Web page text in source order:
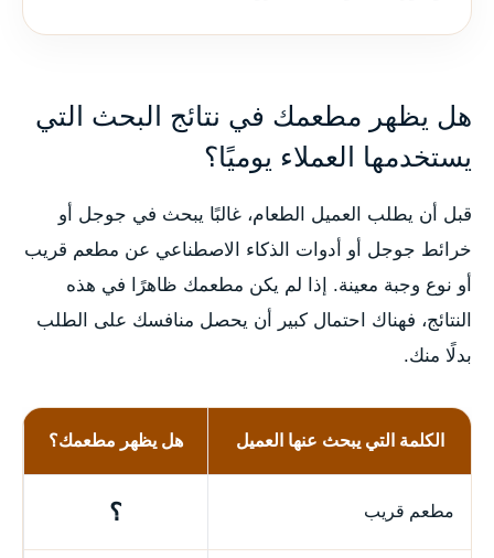
هل يظهر مطعمك في نتائج البحث التي
يستخدمها العملاء يوميًا؟
قبل أن يطلب العميل الطعام، غالبًا يبحث في جوجل أو
خرائط جوجل أو أدوات الذكاء الاصطناعي عن مطعم قريب
أو نوع وجبة معينة. إذا لم يكن مطعمك ظاهرًا في هذه
النتائج، فهناك احتمال كبير أن يحصل منافسك على الطلب
بدلًا منك.
الكلمة التي يبحث عنها العميل هل يظهر مطعمك؟
مطعم قريب ؟